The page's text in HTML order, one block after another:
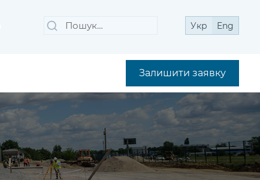
ПошукШукати Укр Eng
Залишити заявку